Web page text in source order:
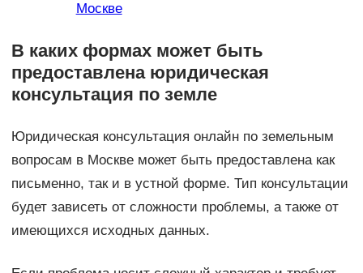
Москве
В каких формах может быть
предоставлена юридическая
консультация по земле
Юридическая консультация онлайн по земельным
вопросам в Москве может быть предоставлена как
письменно, так и в устной форме. Тип консультации
будет зависеть от сложности проблемы, а также от
имеющихся исходных данных.